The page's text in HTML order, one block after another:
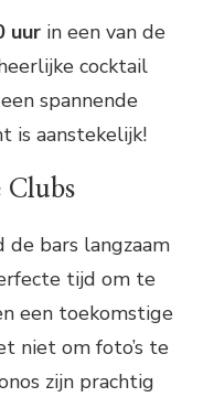
uur in een van de
cocktail
spannende
is aanstekelijk!
Clubs
de bars langzaam
tijd om te
een toekomstige
niet om foto’s te
zijn prachtig